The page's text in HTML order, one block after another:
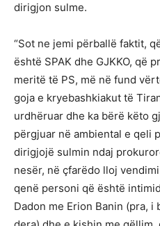
dirigjon sulme.
“Sot ne jemi përballë faktit,
është SPAK dhe GJKKO, që
meritë të PS, më në fund
goja e kryebashkiakut të
urdhëruar dhe ka bërë këto
përgjuar në ambiental e qeli
dirigjojë sulmin ndaj
nesër, në çfarëdo lloj
qenë personi që është
Dadon me Erion Banin (pra,